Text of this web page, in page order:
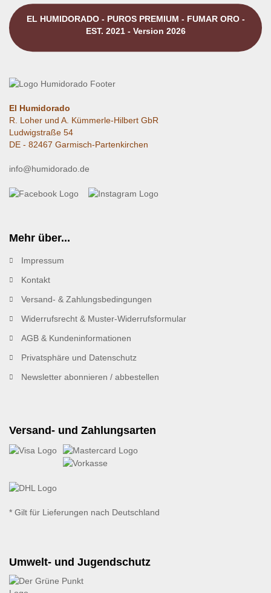
EL HUMIDORADO - PUROS PREMIUM - FUMAR ORO -
EST. 2021 - Version 2026
El Humidorado
R. Loher und A. Kümmerle-Hilbert GbR
Ludwigstraße 54
DE - 82467 Garmisch-Partenkirchen
info@humidorado.de
Mehr über...
Impressum
Kontakt
Versand- & Zahlungsbedingungen
Widerrufsrecht & Muster-Widerrufsformular
AGB & Kundeninformationen
Privatsphäre und Datenschutz
Newsletter abonnieren / abbestellen
Versand- und Zahlungsarten
* Gilt für Lieferungen nach Deutschland
Umwelt- und Jugendschutz